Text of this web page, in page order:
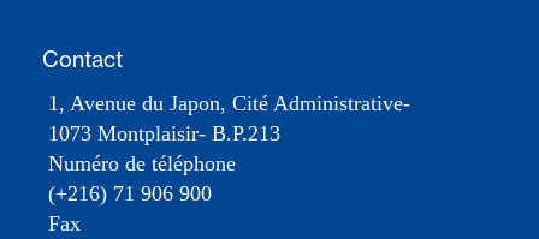
Contact
1, Avenue du Japon, Cité Administrative-
1073 Montplaisir- B.P.213
Numéro de téléphone
(+216) 71 906 900
Fax